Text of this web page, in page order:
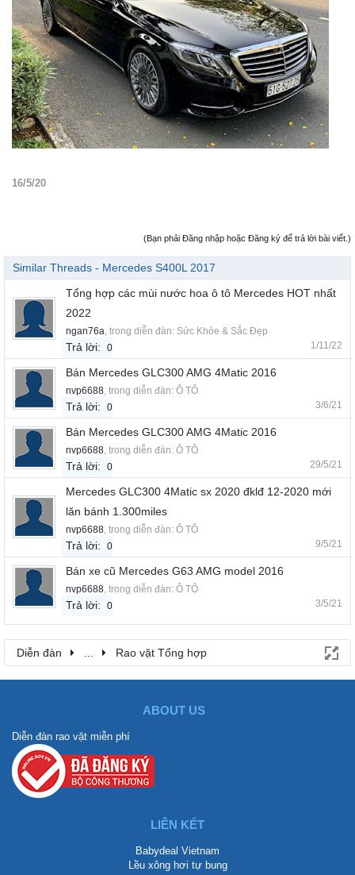
16/5/20
(Bạn phải Đăng nhập hoặc Đăng ký để trả lời bài viết.)
Similar Threads - Mercedes S400L 2017
Tổng hợp các mùi nước hoa ô tô Mercedes HOT nhất
2022
ngan76a, trong diễn đàn: Sức Khỏe & Sắc Đẹp
Trả lời: 0 1/11/22
Bán Mercedes GLC300 AMG 4Matic 2016
nvp6688, trong diễn đàn: Ô TÔ
Trả lời: 0 3/6/21
Bán Mercedes GLC300 AMG 4Matic 2016
nvp6688, trong diễn đàn: Ô TÔ
Trả lời: 0 29/5/21
Mercedes GLC300 4Matic sx 2020 đklđ 12-2020 mới
lăn bánh 1.300miles
nvp6688, trong diễn đàn: Ô TÔ
Trả lời: 0 9/5/21
Bán xe cũ Mercedes G63 AMG model 2016
nvp6688, trong diễn đàn: Ô TÔ
Trả lời: 0 3/5/21
Diễn đàn ... Rao vặt Tổng hợp
ABOUT US
Diễn đàn rao vặt miễn phí
LIÊN KẾT
Babydeal Vietnam
Lều xông hơi tự bung